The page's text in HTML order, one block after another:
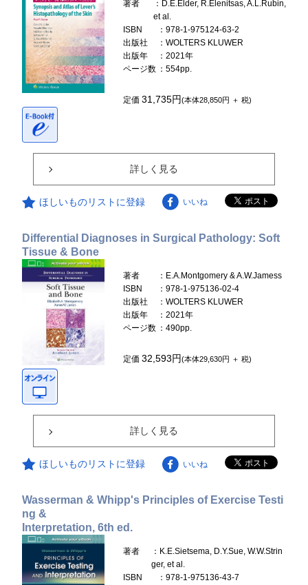
著者
：D.E.Elder, R.Elenitsas, A.L.Rubin,
et al.
ISBN
：978-1-975124-63-2
出版社
：WOLTERS KLUWER
出版年
：2021年
ページ数 ：554pp.
定価31,735円(本体28,850円 ＋ 税)
詳しく見る
ほしいものリストに登録 いいね
Differential Diagnoses in Surgical Pathology: Soft
Tissue & Bone
著者
：E.A.Montgomery & A.W.Jamess
ISBN
：978-1-975136-02-4
出版社
：WOLTERS KLUWER
出版年
：2021年
ページ数 ：490pp.
定価32,593円(本体29,630円 ＋ 税)
詳しく見る
ほしいものリストに登録 いいね
Wasserman & Whipp's Principles of Exercise Testi
ng &
Interpretation, 6th ed.
著者
：K.E.Sietsema, D.Y.Sue, W.W.Strin
ger, et al.
ISBN
：978-1-975136-43-7